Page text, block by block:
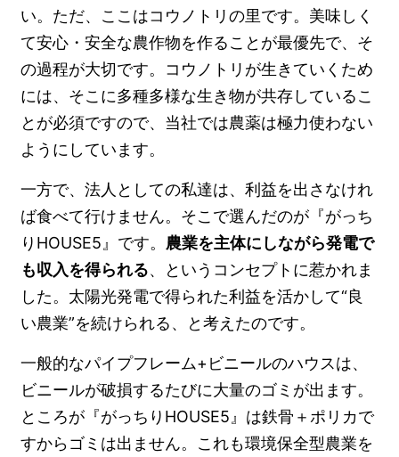
い。ただ、ここはコウノトリの里です。美味しく
て安心・安全な農作物を作ることが最優先で、そ
の過程が大切です。コウノトリが生きていくため
には、そこに多種多様な生き物が共存しているこ
とが必須ですので、当社では農薬は極力使わない
ようにしています。
一方で、法人としての私達は、利益を出さなけれ
ば食べて行けません。そこで選んだのが『がっち
りHOUSE5』です。 農業を主体にしながら発電で
も収入を得られる、というコンセプトに惹かれま
した。太陽光発電で得られた利益を活かして“良
い農業”を続けられる、と考えたのです。
一般的なパイプフレーム+ビニールのハウスは、
ビニールが破損するたびに大量のゴミが出ます。
ところが『がっちりHOUSE5』は鉄骨＋ポリカで
すからゴミは出ません。これも環境保全型農業を